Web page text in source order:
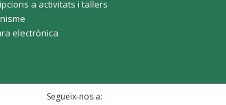
a activitats i tallers
electrònica
Segueix-nos a: